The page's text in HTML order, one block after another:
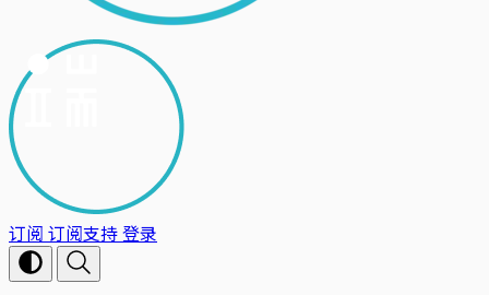
订阅 订阅支持登录